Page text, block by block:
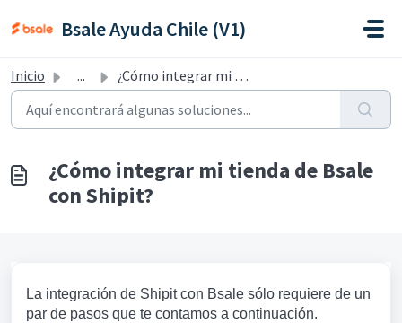
Bsale Ayuda Chile (V1)
Inicio ... ¿Cómo integrar mi tienda de Bsale con Shipit?
¿Cómo integrar mi tienda de Bsale
con Shipit?
La integración de Shipit con Bsale sólo requiere de un
par de pasos que te contamos a continuación.